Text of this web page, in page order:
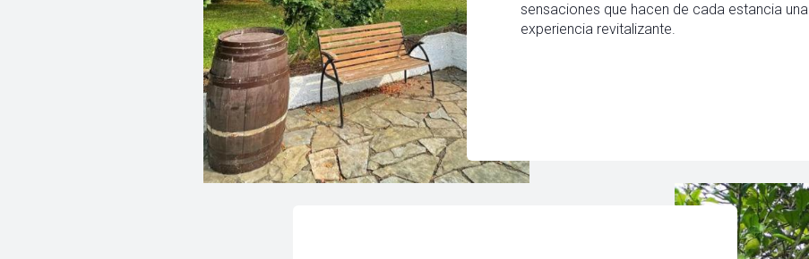
sensaciones que hacen de cada estancia una
experiencia revitalizante.